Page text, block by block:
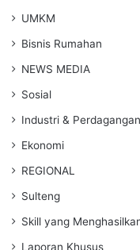
UMKM
Bisnis Rumahan
NEWS MEDIA
Sosial
Industri & Perdagangan
Ekonomi
REGIONAL
Sulteng
Skill yang
Laporan Khusus